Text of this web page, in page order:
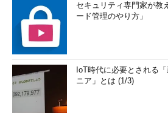
セキュリティ専門家が教
ード管理のやり方」
IoT時代に必要とされる
ニア」とは (1/3)